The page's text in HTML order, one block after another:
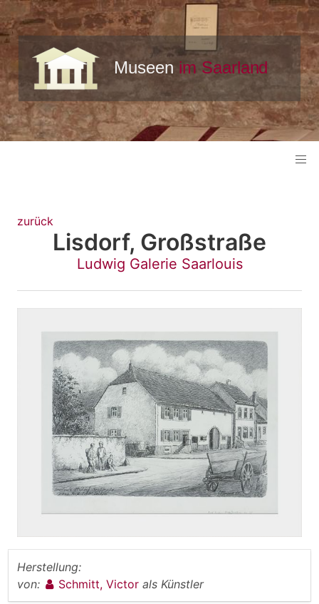
zurück
Lisdorf, Großstraße
Ludwig Galerie Saarlouis
Herstellung:
von:
Schmitt, Victor als Künstler